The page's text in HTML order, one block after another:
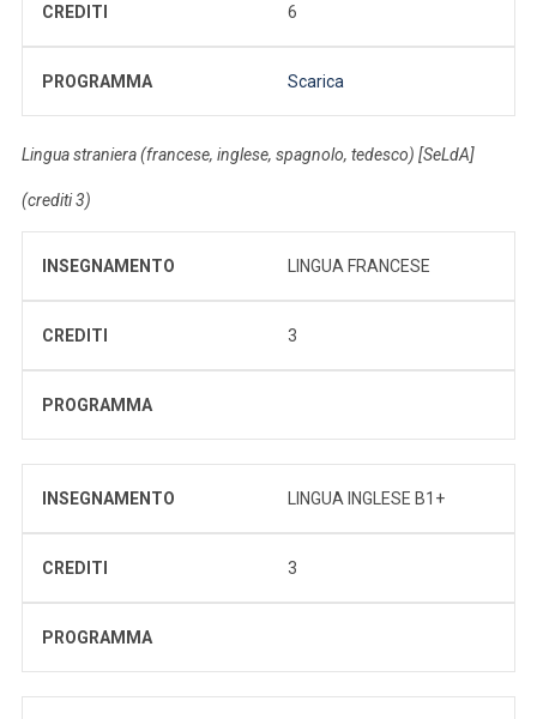
CREDITI 6
PROGRAMMA Scarica
Lingua straniera (francese, inglese, spagnolo, tedesco) [SeLdA]
(crediti 3)
INSEGNAMENTO LINGUA FRANCESE
CREDITI 3
PROGRAMMA
INSEGNAMENTO LINGUA INGLESE B1+
CREDITI 3
PROGRAMMA